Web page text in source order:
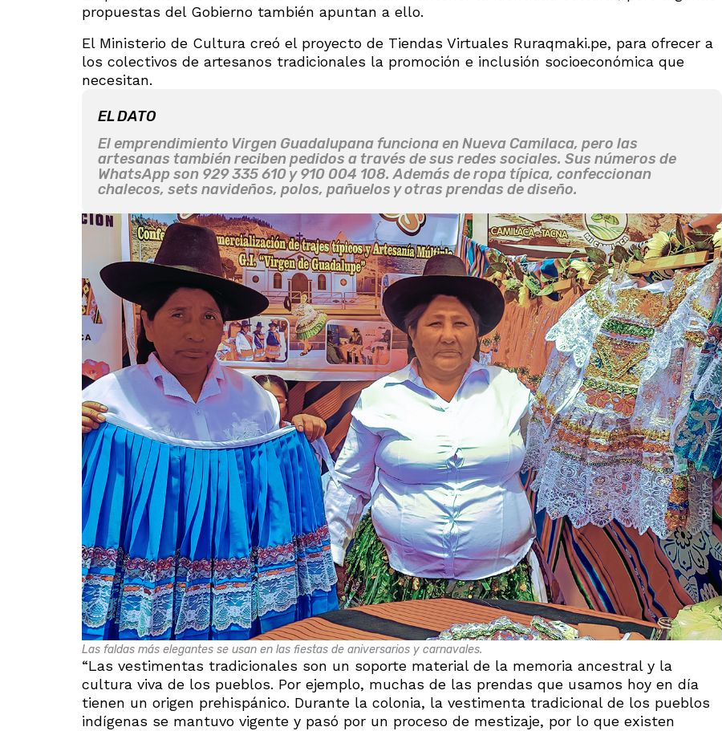
propuestas del Gobierno también apuntan a ello.
El Ministerio de Cultura creó el proyecto de Tiendas Virtuales Ruraqmaki.pe, para ofrecer a
los colectivos de artesanos tradicionales la promoción e inclusión socioeconómica que
necesitan.
EL DATO
El emprendimiento Virgen Guadalupana funciona en Nueva Camilaca, pero las
artesanas también reciben pedidos a través de sus redes sociales. Sus números de
WhatsApp son 929 335 610 y 910 004 108. Además de ropa típica, confeccionan
chalecos, sets navideños, polos, pañuelos y otras prendas de diseño.
Las faldas más elegantes se usan en las fiestas de aniversarios y carnavales.
“Las vestimentas tradicionales son un soporte material de la memoria ancestral y la
cultura viva de los pueblos. Por ejemplo, muchas de las prendas que usamos hoy en día
tienen un origen prehispánico. Durante la colonia, la vestimenta tradicional de los pueblos
indígenas se mantuvo vigente y pasó por un proceso de mestizaje, por lo que existen